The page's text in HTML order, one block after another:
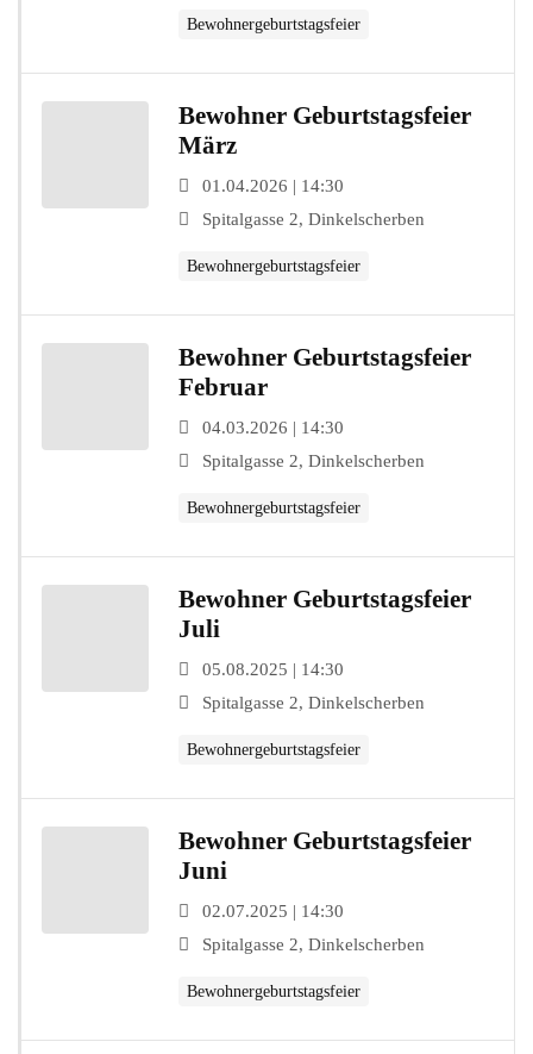
Bewohnergeburtstagsfeier
Bewohner Geburtstagsfeier
März
01.04.2026 | 14:30
Spitalgasse 2, Dinkelscherben
Bewohnergeburtstagsfeier
Bewohner Geburtstagsfeier
Februar
04.03.2026 | 14:30
Spitalgasse 2, Dinkelscherben
Bewohnergeburtstagsfeier
Bewohner Geburtstagsfeier
Juli
05.08.2025 | 14:30
Spitalgasse 2, Dinkelscherben
Bewohnergeburtstagsfeier
Bewohner Geburtstagsfeier
Juni
02.07.2025 | 14:30
Spitalgasse 2, Dinkelscherben
Bewohnergeburtstagsfeier